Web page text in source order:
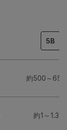
5B
約500～650
約1～1.3